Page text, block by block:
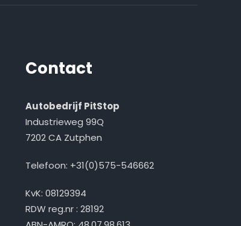
Contact
Autobedrijf PitStop
Industrieweg 99Q
7202 CA Zutphen
Telefoon: +31(0)575-546662
KvK: 08129394
RDW reg.nr : 28192